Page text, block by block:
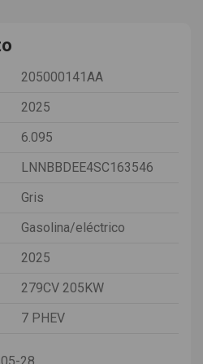
205000141AA
2025
6.095
LNNBBDEE4SC163546
Gris
Gasolina/eléctrico
2025
279CV 205KW
7 PHEV